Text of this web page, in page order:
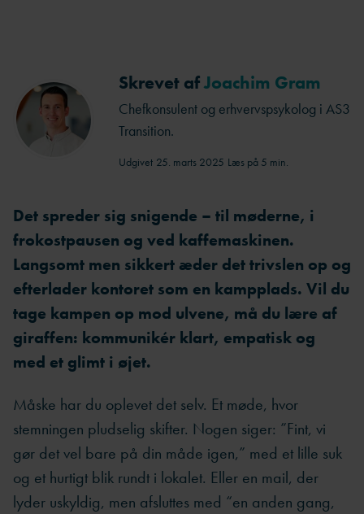
Skrevet afJoachim Gram
Chefkonsulent og erhvervspsykolog i AS3
Transition.
Udgivet 25. marts 2025 Læs på 5 min.
Det spreder sig snigende – til møderne, i
frokostpausen og ved kaffemaskinen.
Langsomt men sikkert æder det trivslen op og
efterlader kontoret som en kampplads. Vil du
tage kampen op mod ulvene, må du lære af
giraffen: kommunikér klart, empatisk og
med et glimt i øjet.
Måske har du oplevet det selv. Et møde, hvor
stemningen pludselig skifter. Nogen siger: ”Fint, vi
gør det vel bare på din måde igen,” med et lille suk
og et hurtigt blik rundt i lokalet. Eller en mail, der
lyder uskyldig, men afsluttes med “en anden gang,